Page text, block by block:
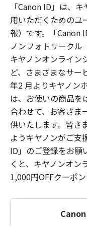
「Canon ID」は、
用いただくためのユ
報）です。「Canon
ノンフォトサークル
キヤノンオンライン
ど、さまざまなサー
年2 月よりキヤノン
は、お使いの商品を
合わせて、お客さま
供いたします。皆さ
ようキヤノンがご支
ID」のご登録をお願
くと、キヤノンオン
1,000円OFFクーポ